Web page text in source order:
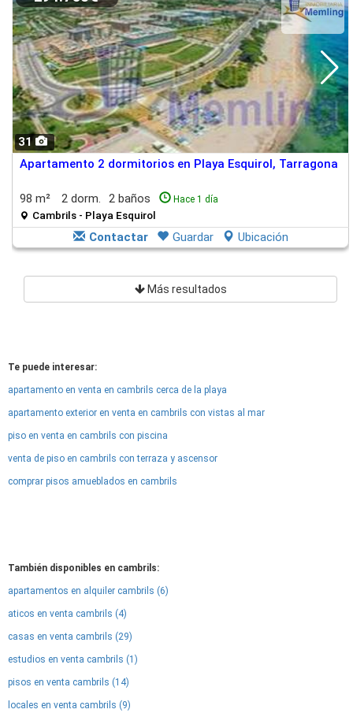
31
Apartamento 2 dormitorios en Playa Esquirol, Tarragona
98 m² 2 dorm. 2 baños Hace 1 día
Cambrils - Playa Esquirol
Contactar Guardar Ubicación
Más resultados
Te puede interesar:
apartamento en venta en cambrils cerca de la playa
apartamento exterior en venta en cambrils con vistas al mar
piso en venta en cambrils con piscina
venta de piso en cambrils con terraza y ascensor
comprar pisos amueblados en cambrils
También disponibles en cambrils:
apartamentos en alquiler cambrils (6)
aticos en venta cambrils (4)
casas en venta cambrils (29)
estudios en venta cambrils (1)
pisos en venta cambrils (14)
locales en venta cambrils (9)